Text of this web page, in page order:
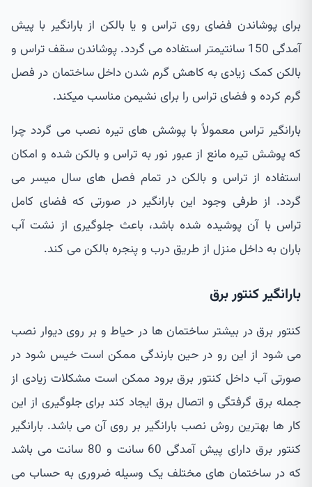
برای پوشاندن فضای روی تراس و یا بالکن از بارانگیر با پیش
آمدگی 150 سانتیمتر استفاده می گردد. پوشاندن سقف تراس و
بالکن کمک زیادی به کاهش گرم شدن داخل ساختمان در فصل
گرم کرده و فضای تراس را برای نشیمن مناسب میکند.
بارانگیر تراس معمولاً با پوشش های تیره نصب می گردد چرا
که پوشش تیره مانع از عبور نور به تراس و بالکن شده و امکان
استفاده از تراس و بالکن در تمام فصل های سال میسر می
گردد. از طرفی وجود این بارانگیر در صورتی که فضای کامل
تراس با آن پوشیده شده باشد، باعث جلوگیری از نشت آب
باران به داخل منزل از طریق درب و پنجره بالکن می کند.
بارانگیر کنتور برق
کنتور برق در بیشتر ساختمان ها در حیاط و بر روی دیوار نصب
می شود از این رو در حین بارندگی ممکن است خیس شود در
صورتی آب داخل کنتور برق برود ممکن است مشکلات زیادی از
جمله برق گرفتگی و اتصال برق ایجاد کند برای جلوگیری از این
کار ها بهترین روش نصب بارانگیر بر روی آن می باشد. بارانگیر
کنتور برق دارای پیش آمدگی 60 سانت و 80 سانت می باشد
که در ساختمان های مختلف یک وسیله ضروری به حساب می